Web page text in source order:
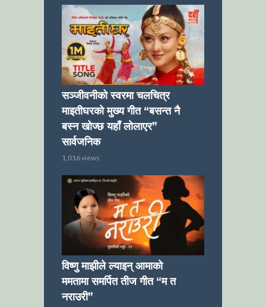
सञ्जीवनीको स्वरमा चलचित्र
माइतीघरको मुख्य गीत “बसन्त नै
बस्न खोज्छ यहाँ लोलाएर”
सार्वजनिक
1,016 views
विष्णु माझीले ल्याइन् आमाको
ममतामा समर्पित तीज गीत “म त
नराउरी”